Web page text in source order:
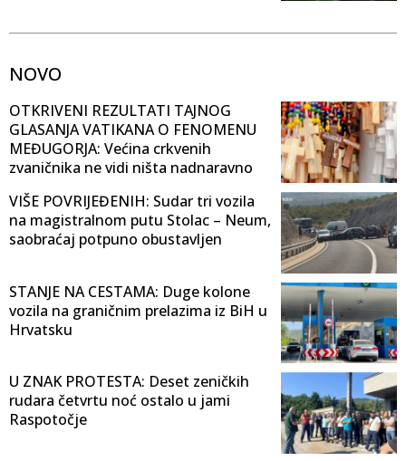
NOVO
OTKRIVENI REZULTATI TAJNOG
GLASANJA VATIKANA O FENOMENU
MEĐUGORJA: Većina crkvenih
zvaničnika ne vidi ništa nadnaravno
VIŠE POVRIJEĐENIH: Sudar tri vozila
na magistralnom putu Stolac – Neum,
saobraćaj potpuno obustavljen
STANJE NA CESTAMA: Duge kolone
vozila na graničnim prelazima iz BiH u
Hrvatsku
U ZNAK PROTESTA: Deset zeničkih
rudara četvrtu noć ostalo u jami
Raspotočje